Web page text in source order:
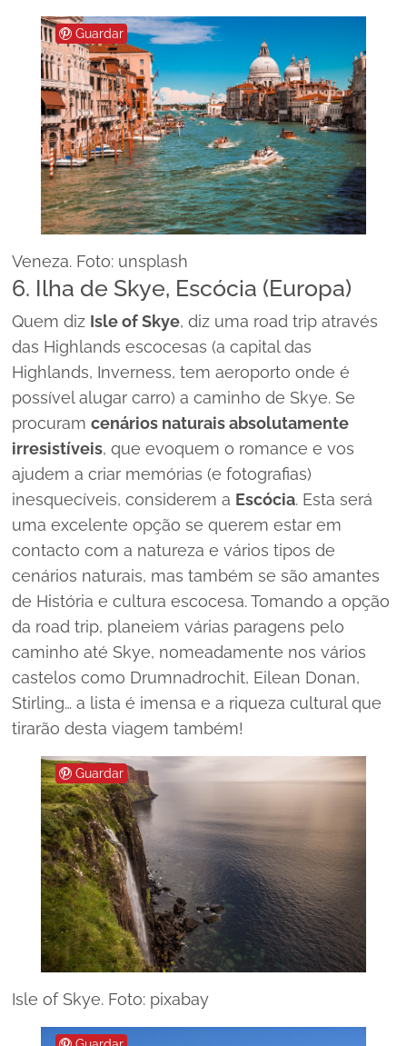
Guardar
Veneza. Foto: unsplash
6. Ilha de Skye, Escócia (Europa)
Quem diz Isle of Skye, diz uma road trip através
das Highlands escocesas (a capital das
Highlands, Inverness, tem aeroporto onde é
possível alugar carro) a caminho de Skye. Se
procuram cenários naturais absolutamente
irresistíveis, que evoquem o romance e vos
ajudem a criar memórias (e fotografias)
inesquecíveis, considerem a Escócia. Esta será
uma excelente opção se querem estar em
contacto com a natureza e vários tipos de
cenários naturais, mas também se são amantes
de História e cultura escocesa. Tomando a opção
da road trip, planeiem várias paragens pelo
caminho até Skye, nomeadamente nos vários
castelos como Drumnadrochit, Eilean Donan,
Stirling… a lista é imensa e a riqueza cultural que
tirarão desta viagem também!
Guardar
Isle of Skye. Foto: pixabay